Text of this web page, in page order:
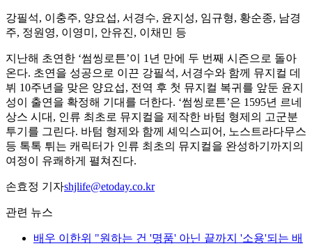
강필석, 이충주, 양요섭, 서경수, 윤지성, 임규형, 황순종, 남경
주, 정원영, 이영미, 안유진, 이채민 등
지난해 초연한 ‘썸씽로튼’이 1년 만에 두 번째 시즌으로 돌아
온다. 초연을 성공으로 이끈 강필석, 서경수와 함께 뮤지컬 데
뷔 10주년을 맞은 양요섭, 전역 후 첫 뮤지컬 복귀를 앞둔 윤지
성이 출연을 확정해 기대를 더한다. ‘썸씽로튼’은 1595년 르네
상스 시대, 인류 최초로 뮤지컬을 제작한 바텀 형제의 고군분
투기를 그린다. 바텀 형제와 함께 셰익스피어, 노스트라다무스
등 톡톡 튀는 캐릭터가 인류 최초의 뮤지컬을 완성하기까지의
여정이 유쾌하게 펼쳐진다.
손효정 기자shjlife@etoday.co.kr
관련 뉴스
배우 이한위 "원하는 건 '명품' 아닌 끝까지 '소용'되는 배